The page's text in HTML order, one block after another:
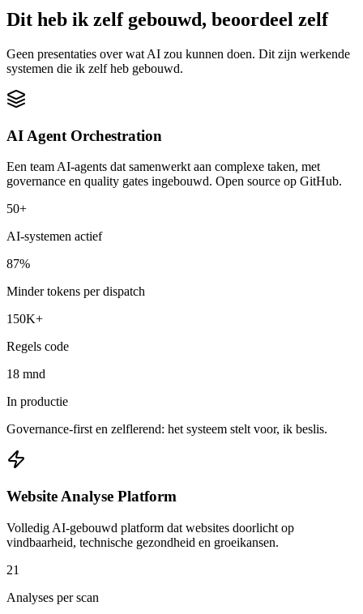
Dit heb ik zelf gebouwd, beoordeel zelf
Geen presentaties over wat AI zou kunnen doen. Dit zijn werkende
systemen die ik zelf heb gebouwd.
AI Agent Orchestration
Een team AI-agents dat samenwerkt aan complexe taken, met
governance en quality gates ingebouwd. Open source op GitHub.
50+
AI-systemen actief
87%
Minder tokens per dispatch
150K+
Regels code
18 mnd
In productie
Governance-first en zelflerend: het systeem stelt voor, ik beslis.
Website Analyse Platform
Volledig AI-gebouwd platform dat websites doorlicht op
vindbaarheid, technische gezondheid en groeikansen.
21
Analyses per scan